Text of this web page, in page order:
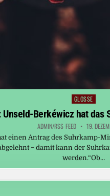
Posted
in
GLOSSE
Unseld-Berkéwicz hat das
ADMIN/RSS-FEED 19.
einen Antrag des Suhrkamp-­
− damit kann der
werden.“Ob…